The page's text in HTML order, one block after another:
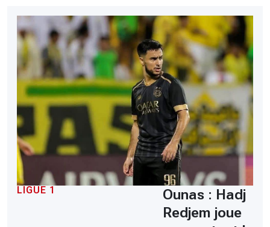
LIGUE 1
Ounas : Hadj
Redjem joue